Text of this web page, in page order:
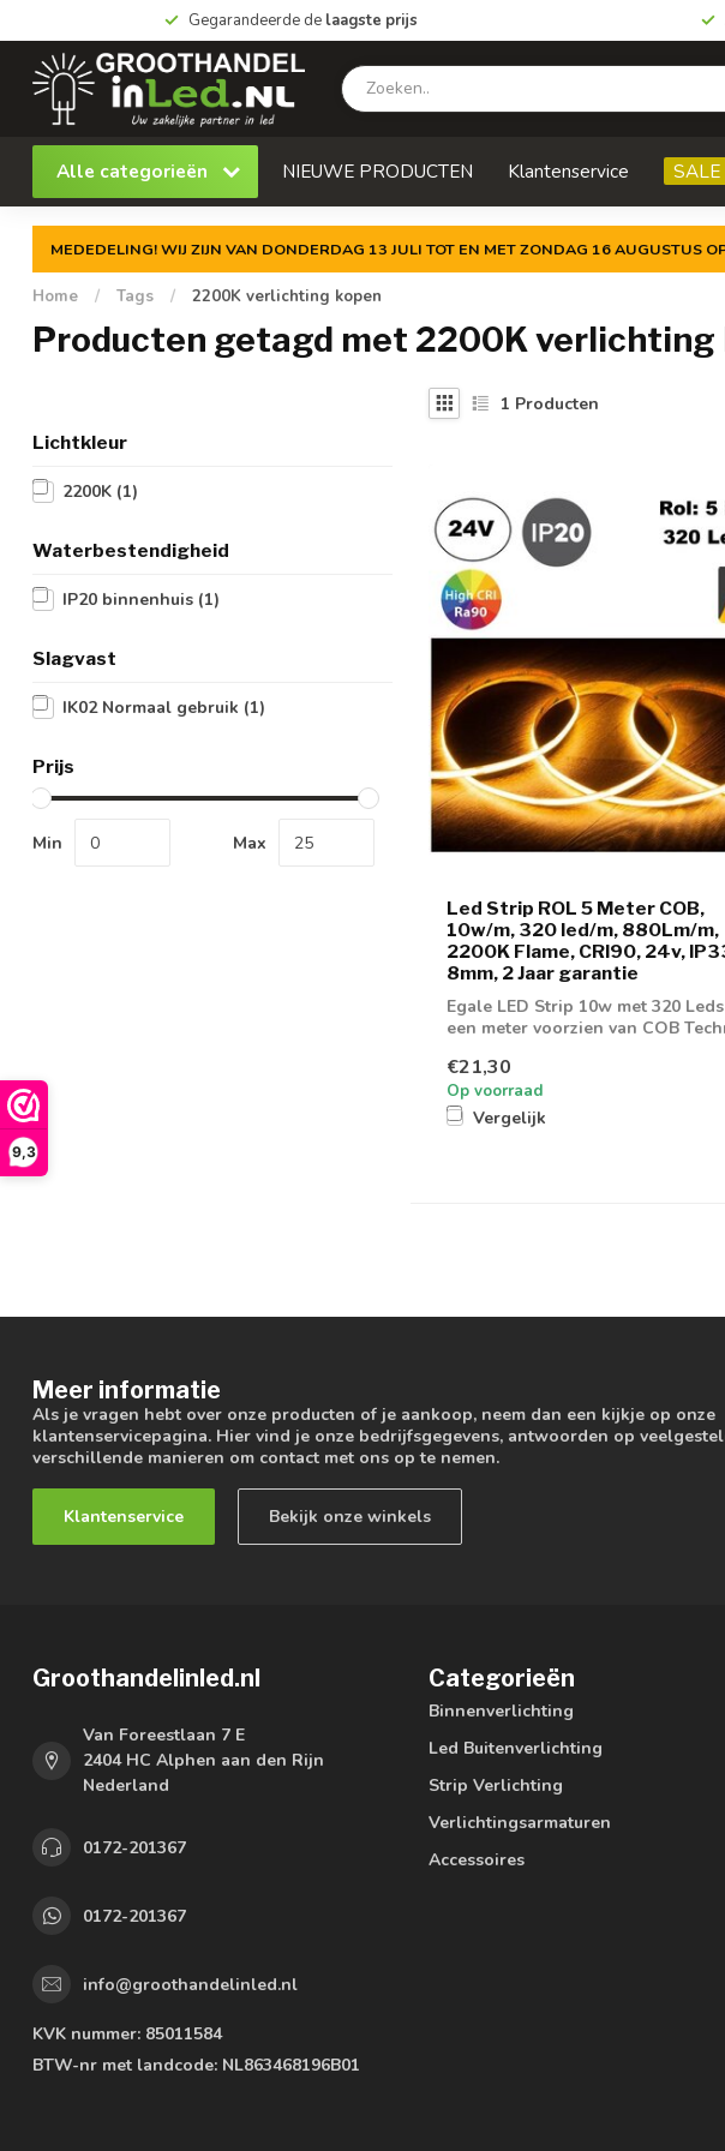
9,3
Gegarandeerde de laagste prijs
Alle categorieën NIEUWE PRODUCTEN Klantenservice SALE
MEDEDELING! WIJ ZIJN VAN DONDERDAG 13 JULI TOT EN MET ZONDAG 16 AUGUSTUS
Home / Tags / 2200K verlichting kopen
Producten getagd met 2200K verlichting
Lichtkleur
2200K (1)
Waterbestendigheid
IP20 binnenhuis (1)
Slagvast
IK02 Normaal gebruik (1)
Prijs
Min Max
1 Producten
Led Strip ROL 5 Meter COB,
10w/m, 320 led/m, 880Lm/m,
2200K Flame, CRI90, 24v,
8mm, 2 Jaar garantie
Egale LED Strip 10w met 320
een meter voorzien van COB
€21,30
Op voorraad
Vergelijk
Meer informatie
Als je vragen hebt over onze producten of je aankoop, neem dan een kijkje op onze
klantenservicepagina. Hier vind je onze bedrijfsgegevens, antwoorden op
verschillende manieren om contact met ons op te nemen.
Klantenservice Bekijk onze winkels
Groothandelinled.nl
Van Foreestlaan 7 E
2404 HC Alphen aan den Rijn
Nederland
0172-201367
0172-201367
info@groothandelinled.nl
KVK nummer: 85011584
BTW-nr met landcode: NL863468196B01
Categorieën
Binnenverlichting
Led Buitenverlichting
Strip Verlichting
Verlichtingsarmaturen
Accessoires